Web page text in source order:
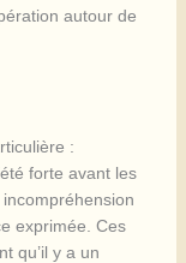
autour de
:
forte avant les
exprimée. Ces
qu’il y a un